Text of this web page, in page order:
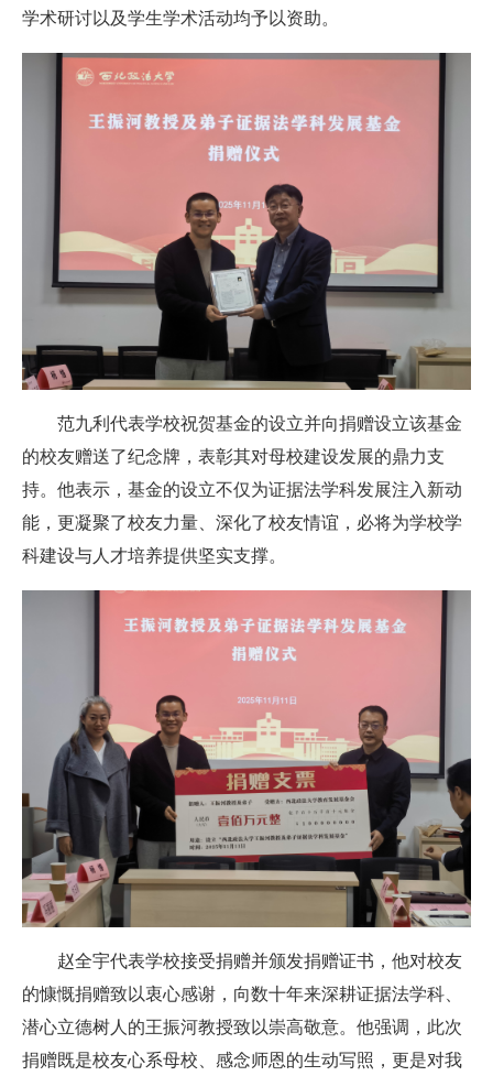
学术研讨以及学生学术活动均予以资助。
范九利代表学校祝贺基金的设立并向捐赠设立该基金
的校友赠送了纪念牌，表彰其对母校建设发展的鼎力支
持。他表示，基金的设立不仅为证据法学科发展注入新动
能，更凝聚了校友力量、深化了校友情谊，必将为学校学
科建设与人才培养提供坚实支撑。
赵全宇代表学校接受捐赠并颁发捐赠证书，他对校友
的慷慨捐赠致以衷心感谢，向数十年来深耕证据法学科、
潜心立德树人的王振河教授致以崇高敬意。他强调，此次
捐赠既是校友心系母校、感念师恩的生动写照，更是对我